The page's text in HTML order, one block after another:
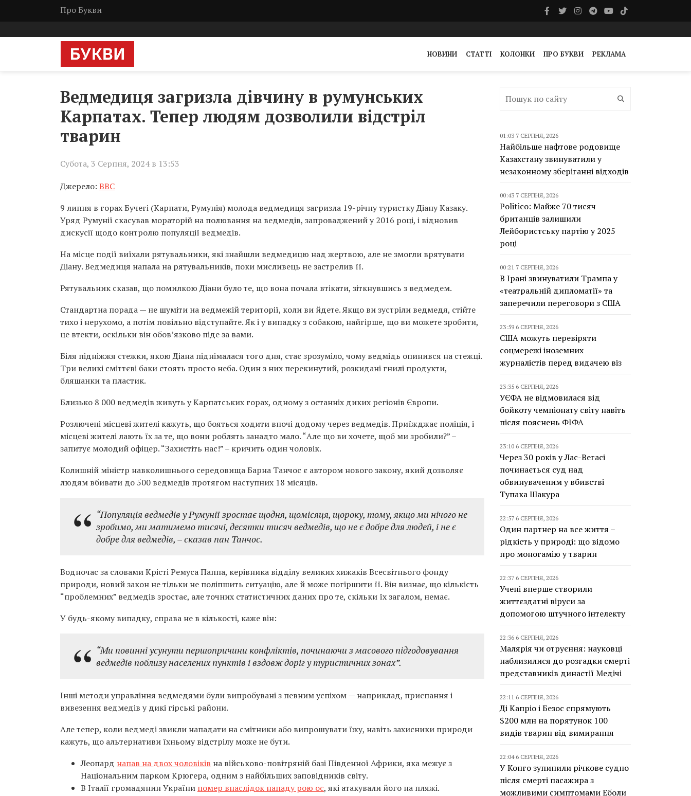
Про Букви
НОВИНИ СТАТТІ КОЛОНКИ ПРО БУКВИ РЕКЛАМА
Ведмедиця загризла дівчину в румунських
Карпатах. Тепер людям дозволили відстріл
тварин
Субота, 3 Серпня, 2024 в 13:53
Джерело: ВВС
9 липня в горах Бучегі (Карпати, Румунія) молода ведмедиця загризла 19-річну туристку Діану Казаку.
Уряд Румунії скасував мораторій на полювання на ведмедів, запроваджений у 2016 році, і відновив
дискусії щодо контролю популяції ведмедів.
На місце події виїхали рятувальники, які знайшли ведмедицю над жертвою, але не змогли врятувати
Діану. Ведмедиця напала на рятувальників, поки мисливець не застрелив її.
Рятувальник сказав, що помилкою Діани було те, що вона почала втікати, зіткнувшись з ведмедем.
Стандартна порада — не шуміти на ведмежій території, коли ви йдете. Якщо ви зустріли ведмедя, стійте
тихо і нерухомо, а потім повільно відступайте. Як і у випадку з собакою, найгірше, що ви можете зробити,
це втекти, оскільки він обов’язково піде за вами.
Біля підніжжя стежки, якою Діана піднімалася того дня, стає зрозуміло, чому ведмідь опинився на стежці.
Три великі сміттєві баки стоять просто неба. Один з них перекинутий, розкидані гнилі продукти,
бляшанки та пластик.
Близько 8 000 ведмедів живуть у Карпатських горах, одному з останніх диких регіонів Європи.
Розлючені місцеві жителі кажуть, що бояться ходити вночі додому через ведмедів. Приїжджає поліція, і
місцеві жителі лають їх за те, що вони роблять занадто мало. “Але що ви хочете, щоб ми зробили?” –
запитує молодий офіцер. “Захистіть нас!” – кричить один чоловік.
Колишній міністр навколишнього середовища Барна Танчос є автором нового закону, який дозволяє
людям вбивати до 500 ведмедів протягом наступних 18 місяців.
“Популяція ведмедів у Румунії зростає щодня, щомісяця, щороку, тому, якщо ми нічого не
зробимо, ми матимемо тисячі, десятки тисяч ведмедів, що не є добре для людей, і не є
добре для ведмедів, – сказав пан Танчос.
Водночас за словами Крісті Ремуса Паппа, керівника відділу великих хижаків Всесвітнього фонду
природи, новий закон не тільки не поліпшить ситуацію, але й може погіршити її. Він визнає, що кількість
“проблемних” ведмедів зростає, але точних статистичних даних про те, скільки їх загалом, немає.
У будь-якому випадку, справа не в кількості, каже він:
“Ми повинні усунути першопричини конфліктів, починаючи з масового підгодовування
ведмедів поблизу населених пунктів і вздовж доріг у туристичних зонах”.
Інші методи управління ведмедями були випробувані з певним успіхом — наприклад, приспання і
вивезення ведмедів у дикі гірські райони.
Але тепер, коли ведмеді звикли нападати на смітники або випрошувати їжу, навіть захисники природи
кажуть, що альтернативи їхньому відстрілу може не бути.
Леопард напав на двох чоловіків на військово-повітряній базі Південної Африки, яка межує з
Національним парком Крюгера, одним з найбільших заповідників світу.
В Італії громадянин України помер внаслідок нападу рою ос, які атакували його на пляжі.
01:03 7 СЕРПНЯ, 2026
Найбільше нафтове родовище
Казахстану звинуватили у
незаконному зберіганні відходів
00:43 7 СЕРПНЯ, 2026
Politico: Майже 70 тисяч
британців залишили
Лейбористську партію у 2025
році
00:21 7 СЕРПНЯ, 2026
В Ірані звинуватили Трампа у
«театральній дипломатії» та
заперечили переговори з США
23:59 6 СЕРПНЯ, 2026
США можуть перевіряти
соцмережі іноземних
журналістів перед видачею віз
23:35 6 СЕРПНЯ, 2026
УЄФА не відмовилася від
бойкоту чемпіонату світу навіть
після пояснень ФІФА
23:10 6 СЕРПНЯ, 2026
Через 30 років у Лас-Вегасі
починається суд над
обвинуваченим у вбивстві
Тупака Шакура
22:57 6 СЕРПНЯ, 2026
Один партнер на все життя –
рідкість у природі: що відомо
про моногамію у тварин
22:37 6 СЕРПНЯ, 2026
Учені вперше створили
життєздатні віруси за
допомогою штучного інтелекту
22:36 6 СЕРПНЯ, 2026
Малярія чи отруєння: науковці
наблизилися до розгадки смерті
представників династії Медічі
22:11 6 СЕРПНЯ, 2026
Ді Капріо і Безос спрямують
$200 млн на порятунок 100
видів тварин від вимирання
22:04 6 СЕРПНЯ, 2026
У Конго зупинили річкове судно
після смерті пасажира з
можливими симптомами Еболи